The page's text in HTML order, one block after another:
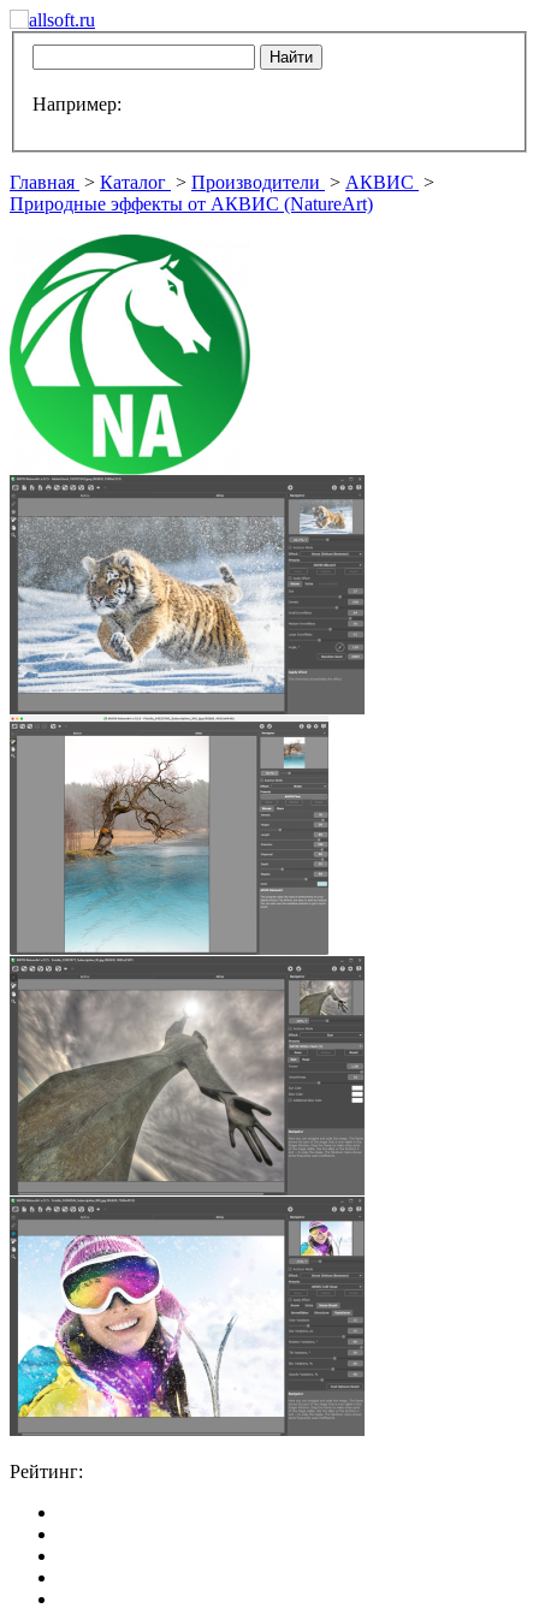
Например:
Главная > Каталог > Производители > АКВИС >
Природные эффекты от АКВИС (NatureArt)
Рейтинг: